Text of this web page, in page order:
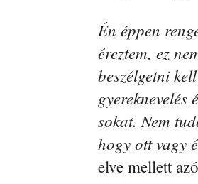
Én éppen
éreztem, ez
beszélgetni
sokat. Nem
hogy ott vagy
elve mellett